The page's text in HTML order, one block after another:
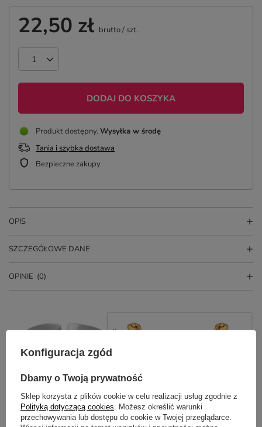
22,50 zł brutto/ szt.
DODAJ DO KOSZYKA
Produkt dostępny Wysyłka w środę
Tania i szybka dostawa
Bezpieczne zakupy
OPIS
SZCZEGÓŁOWE DANE
OPINIE (0)
Potrzebujesz pomocy? Masz pytania?
Zadaj pytanie a my odpowiemy
Konfiguracja zgód
Dbamy o Twoją prywatność
Sklep korzysta z plików cookie w celu realizacji usług zgodnie z
Polityką dotyczącą cookies. Możesz określić warunki
przechowywania lub dostępu do cookie w Twojej przeglądarce.